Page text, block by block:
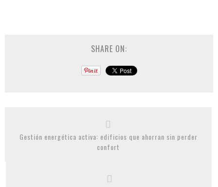
SHARE ON:
Gestión energética activa: edificios que ahorran sin perder
confort